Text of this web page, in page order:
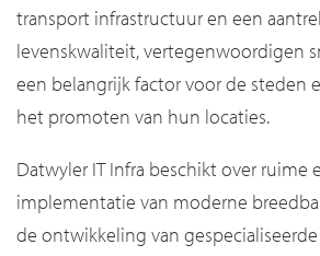
transport infrastructuur en een
levenskwaliteit, vertegenwoordigen
een belangrijk factor voor de steden
het promoten van hun locaties.
Datwyler IT Infra beschikt over ruime
implementatie van moderne
de ontwikkeling van